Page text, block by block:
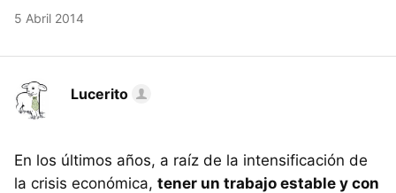
5 Abril 2014
Lucerito
En los últimos años, a raíz de la intensificación de
la crisis económica, tener un trabajo estable y con